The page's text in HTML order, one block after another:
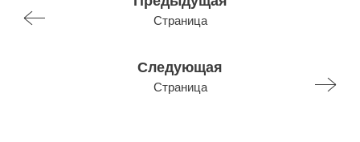
Страница
Следующая
Страница